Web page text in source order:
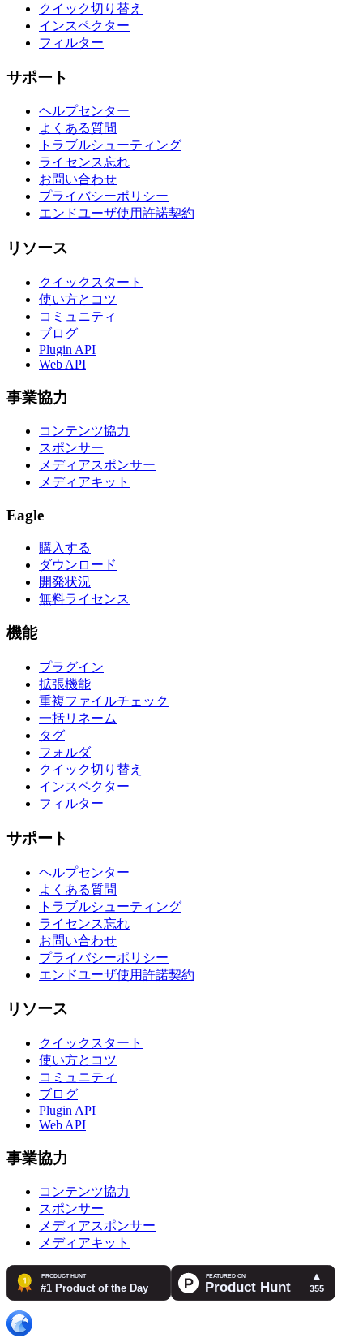
クイック切り替え
インスペクター
フィルター
サポート
ヘルプセンター
よくある質問
トラブルシューティング
ライセンス忘れ
お問い合わせ
プライバシーポリシー
エンドユーザ使用許諾契約
リソース
クイックスタート
使い方とコツ
コミュニティ
ブログ
Plugin API
Web API
事業協力
コンテンツ協力
スポンサー
メディアスポンサー
メディアキット
Eagle
購入する
ダウンロード
開発状況
無料ライセンス
機能
プラグイン
拡張機能
重複ファイルチェック
一括リネーム
タグ
フォルダ
クイック切り替え
インスペクター
フィルター
サポート
ヘルプセンター
よくある質問
トラブルシューティング
ライセンス忘れ
お問い合わせ
プライバシーポリシー
エンドユーザ使用許諾契約
リソース
クイックスタート
使い方とコツ
コミュニティ
ブログ
Plugin API
Web API
事業協力
コンテンツ協力
スポンサー
メディアスポンサー
メディアキット